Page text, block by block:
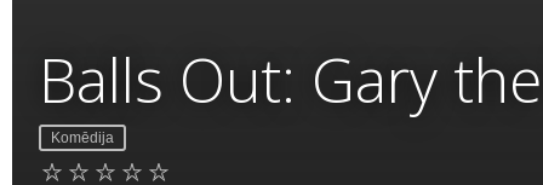
Balls Out: Gary
Komēdija